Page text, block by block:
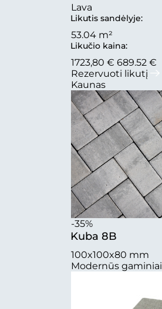
Lava
Likutis sandėlyje:
53.04 m²
Likučio kaina:
1723,80 € 689.52 €
Rezervuoti likutį
Kaunas
-35%
Kuba 8B
100x100x80 mm
Modernūs gaminiai